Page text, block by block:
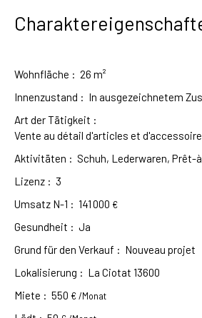
Wohnfläche : 26 m²
Innenzustand : In ausgezeichnetem
Art der Tätigkeit :
Aktivitäten : Schuh, Lederwaren, Prêt-
Lizenz : 3
Umsatz N-1 : 141 000 €
Gesundheit : Ja
Grund für den Verkauf : Nouveau projet
Lokalisierung : La Ciotat 13600
Miete : 550 € /Monat